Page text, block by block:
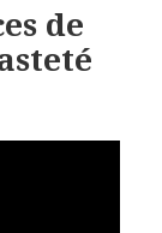
de